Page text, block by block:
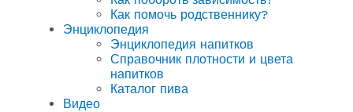
Как помочь родственнику?
Энциклопедия
Энциклопедия напитков
Справочник плотности и цвета
напитков
Каталог пива
Видео